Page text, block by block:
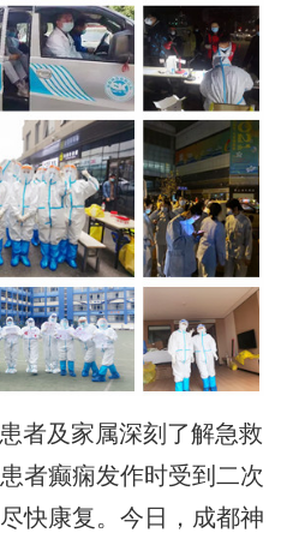
者及家属深刻了解急救
者癫痫发作时受到二次
快康复。今日，成都神